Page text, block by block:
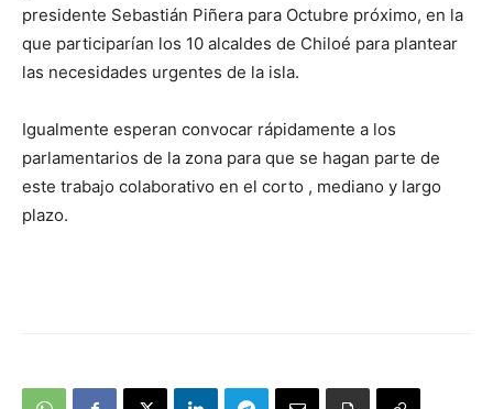
presidente Sebastián Piñera para Octubre próximo, en la
que participarían los 10 alcaldes de Chiloé para plantear
las necesidades urgentes de la isla.
Igualmente esperan convocar rápidamente a los
parlamentarios de la zona para que se hagan parte de
este trabajo colaborativo en el corto , mediano y largo
plazo.